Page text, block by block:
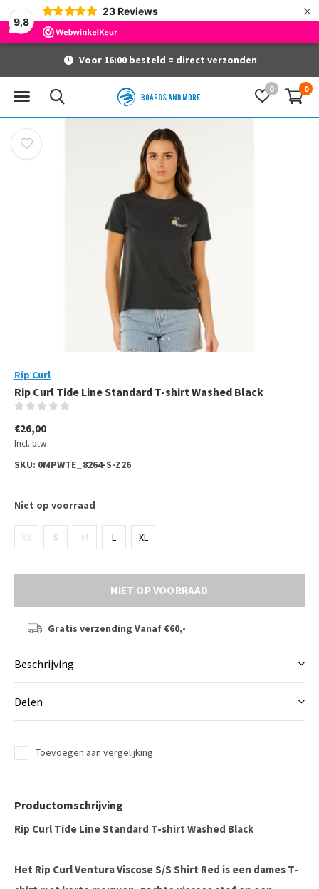
9,8
23 Reviews ×
0 0
Voor 16:00 besteld = direct verzonden
Rip Curl
Rip Curl Tide Line Standard T-shirt Washed Black
€26,00
Incl. btw
SKU: 0MPWTE_8264-S-Z26
Niet op voorraad
XS S M L XL
NIET OP VOORRAAD
Gratis verzending Vanaf €60,-
Beschrijving
Delen
Toevoegen aan vergelijking
Productomschrijving
Rip Curl Tide Line Standard T-shirt Washed Black
Het Rip Curl Ventura Viscose S/S Shirt Red is een dames T-